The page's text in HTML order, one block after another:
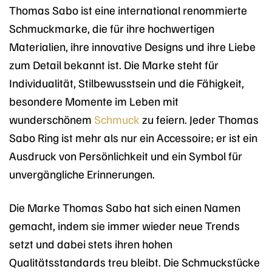
Thomas Sabo ist eine international renommierte
Schmuckmarke, die für ihre hochwertigen
Materialien, ihre innovative Designs und ihre Liebe
zum Detail bekannt ist. Die Marke steht für
Individualität, Stilbewusstsein und die Fähigkeit,
besondere Momente im Leben mit
wunderschönem Schmuck zu feiern. Jeder Thomas
Sabo Ring ist mehr als nur ein Accessoire; er ist ein
Ausdruck von Persönlichkeit und ein Symbol für
unvergängliche Erinnerungen.
Die Marke Thomas Sabo hat sich einen Namen
gemacht, indem sie immer wieder neue Trends
setzt und dabei stets ihren hohen
Qualitätsstandards treu bleibt. Die Schmuckstücke